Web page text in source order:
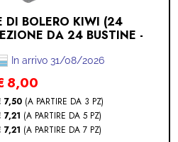
DI BOLERO KIWI (24
DA 24 BUSTINE -
In arrivo 31/08/2026
8,00
7,50 (A PARTIRE DA 3 PZ)
7,21 (A PARTIRE DA 5 PZ)
7,21 (A PARTIRE DA 7 PZ)